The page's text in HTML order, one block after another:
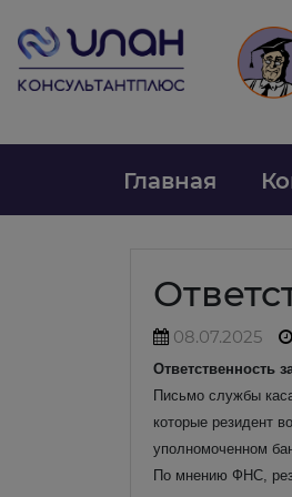
Главная
08.07.2025
Ответственность
Письмо службы
которые резидент
уполномоченном
По мнению ФНС,